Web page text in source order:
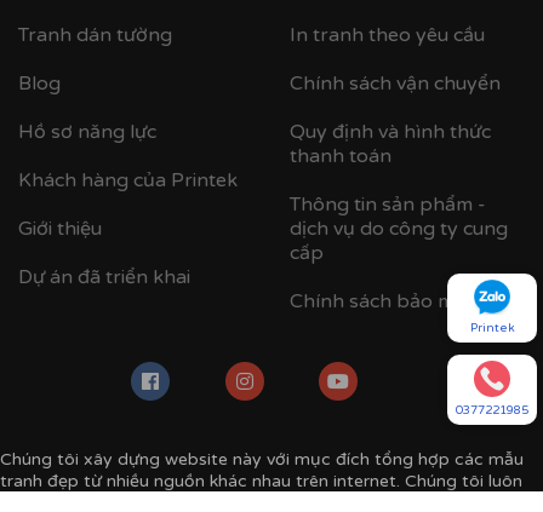
Tranh dán tường
Blog
Hồ sơ năng lực
Khách hàng của Printek
Giới thiệu
Dự án đã triển khai
In tranh theo yêu cầu
Chính sách vận chuyển
Quy định và hình thức
thanh toán
Thông tin sản phẩm -
dịch vụ do công ty cung
cấp
Chính sách bảo mật
Chúng tôi xây dựng website này với mục đích tổng hợp các mẫu
tranh đẹp từ nhiều nguồn khác nhau trên internet. Chúng tôi luôn
Printek
0377221985